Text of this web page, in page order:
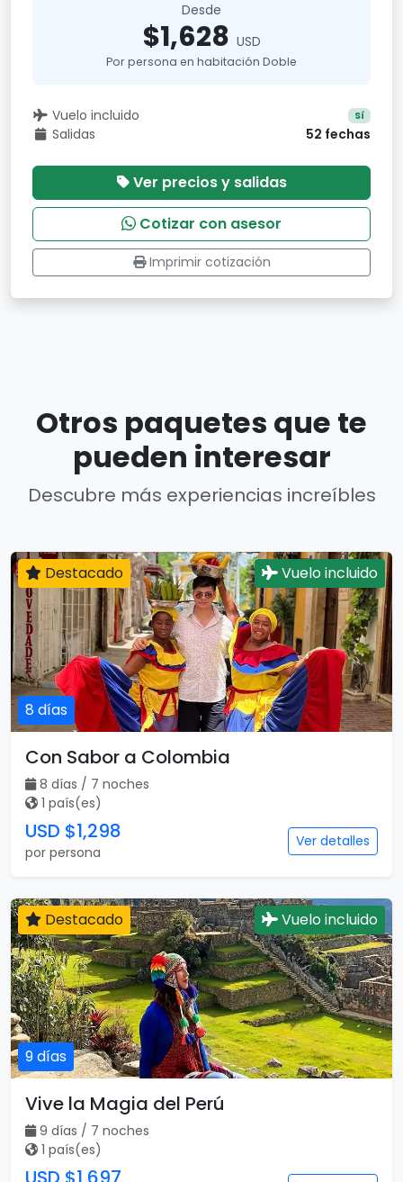
Desde
$1,628 USD
Por persona en habitación Doble
Vuelo incluido Sí
Salidas 52 fechas
Ver precios y salidas
Cotizar con asesor
Imprimir cotización
Otros paquetes que te
pueden interesar
Descubre más experiencias increíbles
8 días
Destacado Vuelo incluido
Con Sabor a Colombia
8 días / 7 noches
1 país(es)
USD $1,298
por persona
Ver detalles
9 días
Destacado Vuelo incluido
Vive la Magia del Perú
9 días / 7 noches
1 país(es)